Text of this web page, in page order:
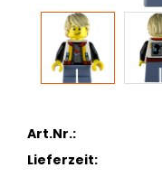
Art.Nr.:
Lieferzeit: